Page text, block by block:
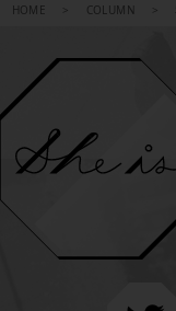
HOME COLUMN